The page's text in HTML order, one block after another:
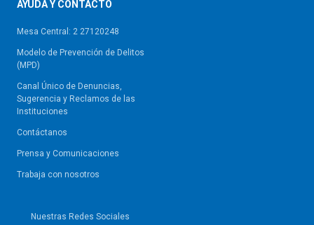
AYUDA Y CONTACTO
Mesa Central: 2 27120248
Modelo de Prevención de Delitos
(MPD)
Canal Único de Denuncias,
Sugerencia y Reclamos de las
Instituciones
Contáctanos
Prensa y Comunicaciones
Trabaja con nosotros
Nuestras Redes Sociales